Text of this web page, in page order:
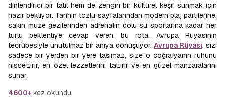
dinlendirici bir tatil hem de zengin bir kültürel keşif sunmak için
hazır bekliyor. Tarihin tozlu sayfalarından modern plaj partilerine,
sakin müze gezilerinden adrenalin dolu su sporlarına kadar her
türlü beklentiye cevap veren bu rota, Avrupa Rüyasının
tecrübesiyle unutulmaz bir anıya dönüşüyor. Avrupa Rüyası, sizi
sadece bir yerden bir yere taşımaz, size o coğrafyanın ruhunu
hissettirir, en özel lezzetlerini tattırır ve en güzel manzaralarını
sunar.
4600+ kez okundu.